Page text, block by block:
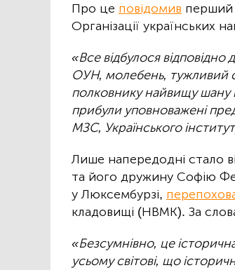
Про це повідомив перший
Організації українських
«Все відбулося
ОУН, молебень, тужливий
полковнику найвищу шану
прибули уповноважені
МЗС, Українського
Лише напередодні стало
та його дружину Софію
у Люксембурзі,
кладовищі (НВМК). За
«Безсумнівно, це
усьому світові, що